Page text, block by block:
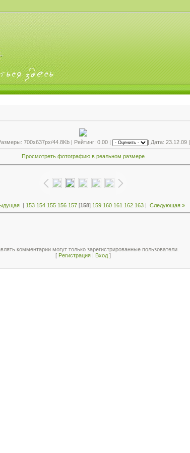
700x637px/44.8Kb | Рейтинг: 0.00 | | Дата: 23.12.09 |
Просмотреть фотографию в реальном размере
| 153 154 155 156 157 [158] 159 160 161 162 163 | Следующая »
комментарии могут только зарегистрированные пользователи.
[ Регистрация Вход ]